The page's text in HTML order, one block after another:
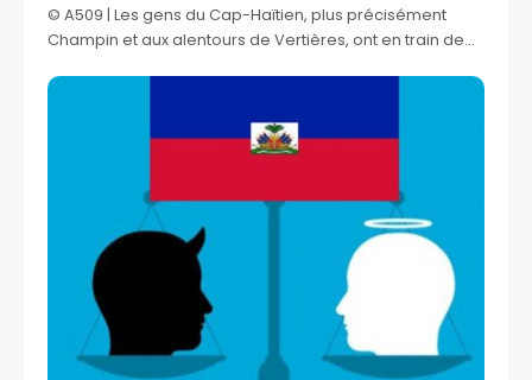
©️ A509 | Les gens du Cap-Haïtien, plus précisément
Champin et aux alentours de Vertières, ont en train de
elle ne